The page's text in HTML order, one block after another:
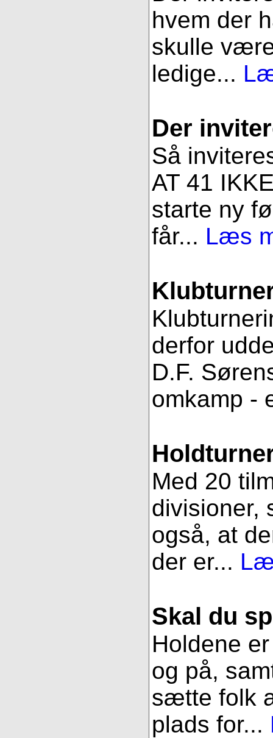
hvem der
skulle
ledige...
Der
Så
AT 41
starte ny
får... Læs
derfor
D.F.
omkamp -
Med 20
divisioner,
også, at
der er...
Skal du
Holdene
og på,
sætte folk
plads for...